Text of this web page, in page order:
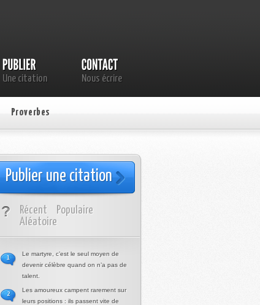
Une citation Nous écrire
Proverbes
Publier une citation
Récent
Populaire
Aléatoire
Le martyre, c’est le seul moyen de
devenir célèbre quand on n’a pas de
talent.
1
Les amoureux campent rarement sur
leurs positions : ils passent vite de
2